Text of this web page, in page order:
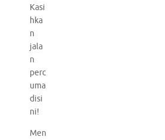
Kasi
hka
n
jala
n
perc
uma
disi
ni!
Men